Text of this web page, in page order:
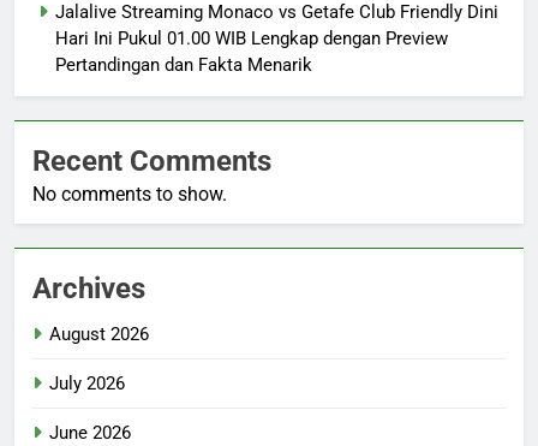
Jalalive Streaming Monaco vs Getafe Club Friendly Dini
Hari Ini Pukul 01.00 WIB Lengkap dengan Preview
Pertandingan dan Fakta Menarik
Recent Comments
No comments to show.
Archives
August 2026
July 2026
June 2026